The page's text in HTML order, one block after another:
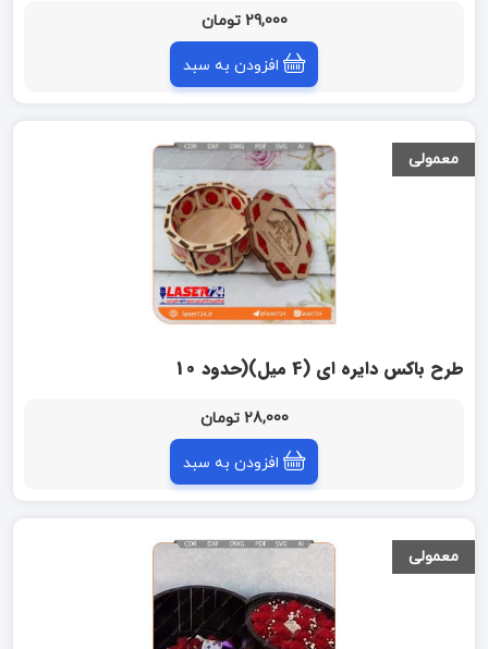
29,000 تومان
افزودن به سبد
معمولی
طرح باکس دایره ای (4 میل)(حدود 10
28,000 تومان
افزودن به سبد
معمولی